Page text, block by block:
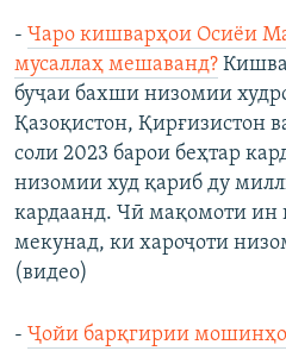
- Чаро кишварҳои Осиёи
мусаллаҳ мешаванд?
буҷаи бахши низомии
Қазоқистон, Қирғизистон
соли 2023 барои беҳтар
низомии худ қариб ду
кардаанд. Чӣ мақомоти ин
мекунад, ки хароҷоти
(видео)
- Ҷойи барқгирии